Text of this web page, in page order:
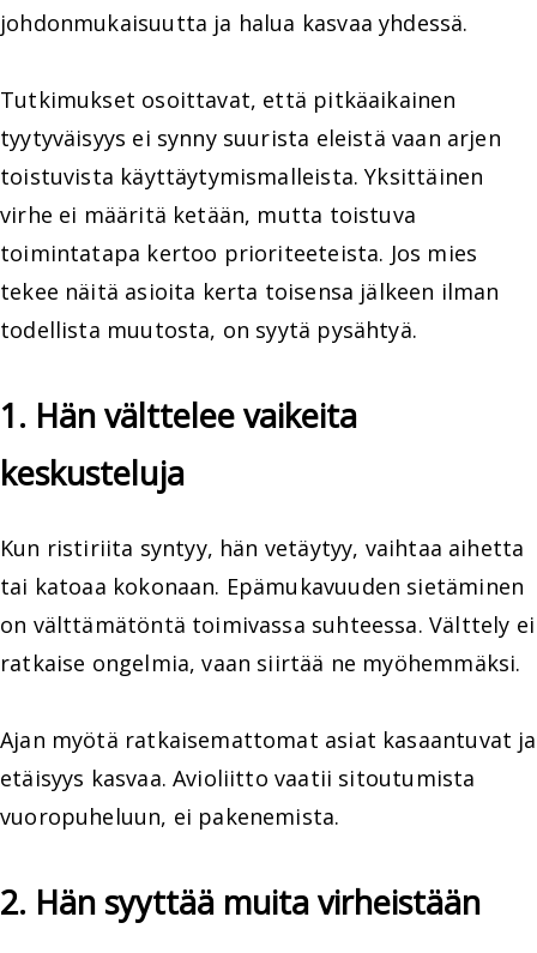
johdonmukaisuutta ja halua kasvaa yhdessä.
Tutkimukset osoittavat, että pitkäaikainen
tyytyväisyys ei synny suurista eleistä vaan arjen
toistuvista käyttäytymismalleista. Yksittäinen
virhe ei määritä ketään, mutta toistuva
toimintatapa kertoo prioriteeteista. Jos mies
tekee näitä asioita kerta toisensa jälkeen ilman
todellista muutosta, on syytä pysähtyä.
1. Hän välttelee vaikeita
keskusteluja
Kun ristiriita syntyy, hän vetäytyy, vaihtaa aihetta
tai katoaa kokonaan. Epämukavuuden sietäminen
on välttämätöntä toimivassa suhteessa. Välttely ei
ratkaise ongelmia, vaan siirtää ne myöhemmäksi.
Ajan myötä ratkaisemattomat asiat kasaantuvat ja
etäisyys kasvaa. Avioliitto vaatii sitoutumista
vuoropuheluun, ei pakenemista.
2. Hän syyttää muita virheistään